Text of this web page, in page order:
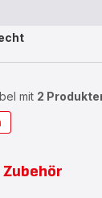
mit 2
Zubehör